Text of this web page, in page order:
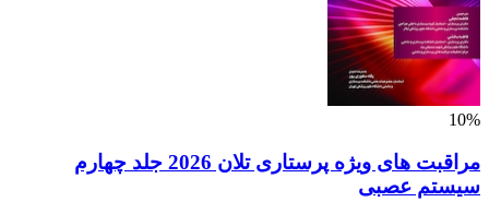
10%
مراقبت های ویژه پرستاری تلان 2026 جلد چهارم
سیستم عصبی